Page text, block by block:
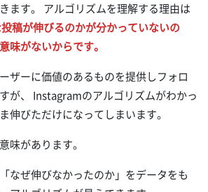
ます。 アルゴリズムを理解する理由は
稿が伸びるのかが分かっていないの
味がないからです。
ザーに価値のあるものを提供しフォロ
が、 Instagramのアルゴリズムがわかっ
伸びただけになってしまいます。
味があります。
なぜ伸びなかったのか」をデータをも